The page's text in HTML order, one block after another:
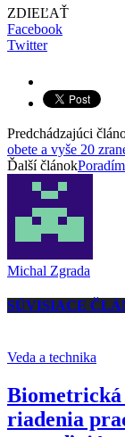
ZDIEĽAŤ
Facebook
Twitter
Predchádzajúci
obete a vyše 20
Ďalší článok
Michal Zgrada
SÚVISIACE
Veda a technika
Biometrická
riadenia